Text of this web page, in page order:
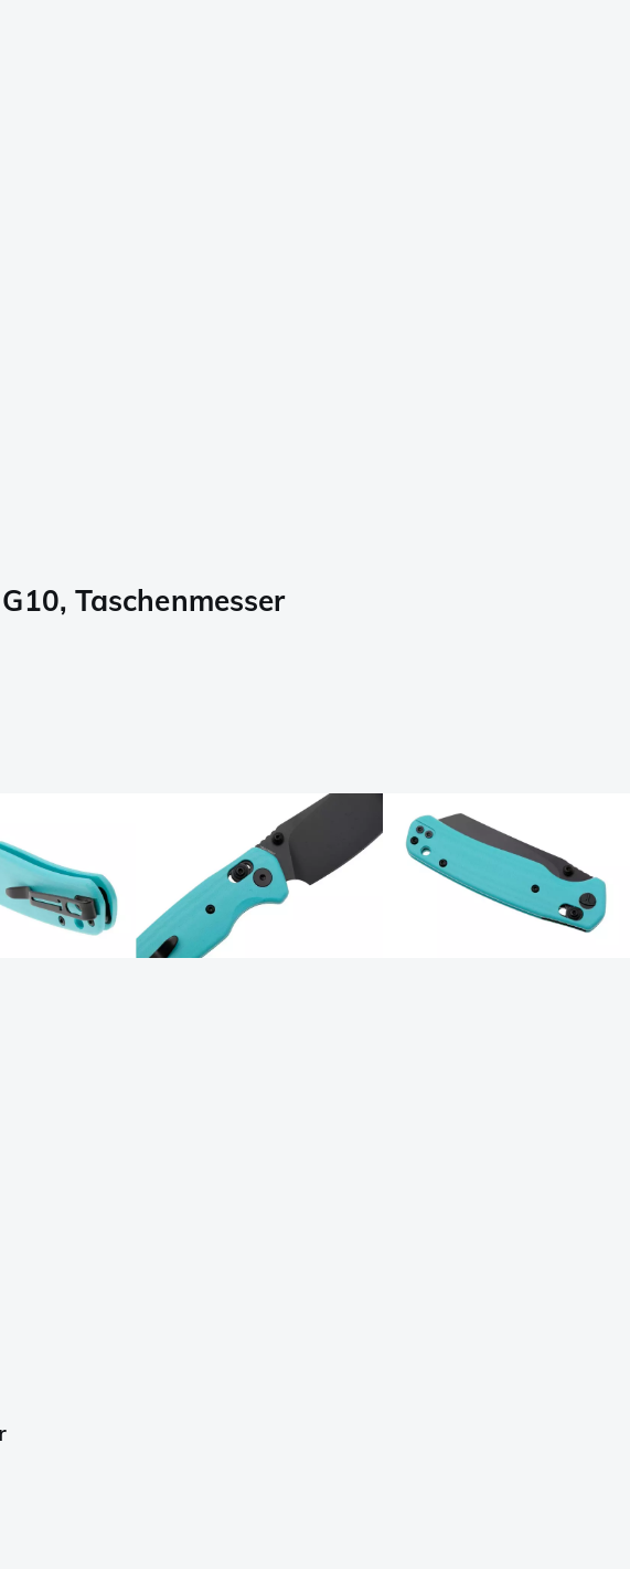
Taschenmesser